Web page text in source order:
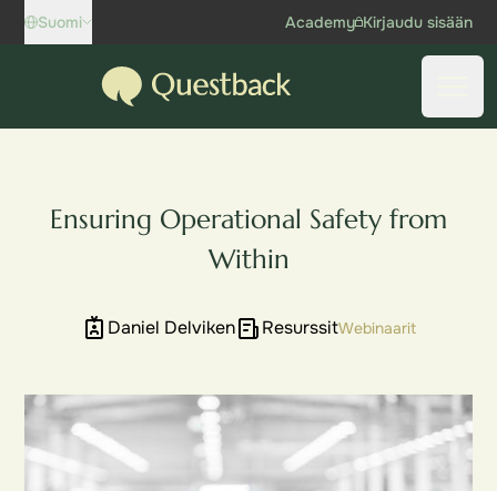
Skip to content
Suomi Academy Kirjaudu sisään
Questback
Ensuring Operational Safety from
Within
Daniel Delviken ResurssitWebinaarit